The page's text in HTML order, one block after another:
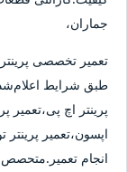
جماران،
تعمیر تخصصی
طبق شرایط
پرینتر اچ پی،تعمیر
اپسون،تعمیر پرینتر
انجام تعمیر.متحصص